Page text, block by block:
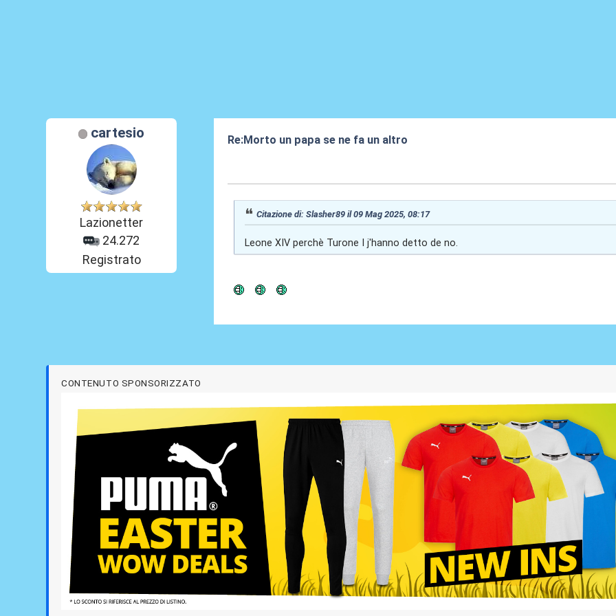
cartesio
Lazionetter
24.272
Registrato
Re:Morto un papa se ne fa un altro
Citazione di: Slasher89 il 09 Mag 2025, 08:17
Leone XIV perchè Turone I j'hanno detto de no.
CONTENUTO SPONSORIZZATO